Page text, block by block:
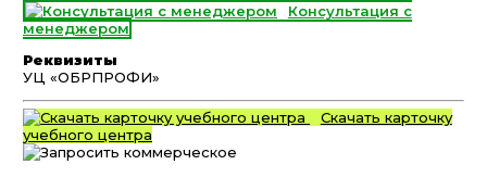
Консультация с
менеджером
Реквизиты
УЦ «ОБРПРОФИ»
Скачать карточку
учебного центра